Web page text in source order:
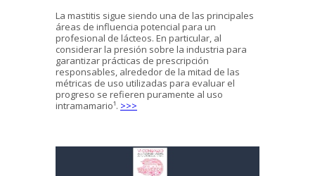
La mastitis sigue siendo una de las principales
áreas de influencia potencial para un
profesional de lácteos. En particular, al
considerar la presión sobre la industria para
garantizar prácticas de prescripción
responsables, alrededor de la mitad de las
métricas de uso utilizadas para evaluar el
progreso se refieren puramente al uso
intramamario¹. >>>